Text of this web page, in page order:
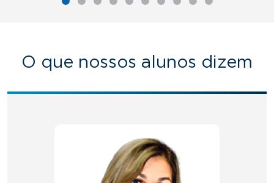
O que nossos alunos dizem